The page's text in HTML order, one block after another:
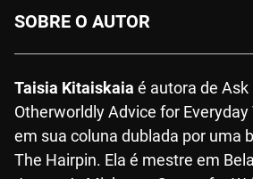
SOBRE O AUTOR
Taisia Kitaiskaia é autora de Ask
Otherworldly Advice for
em sua coluna dublada por uma
The Hairpin. Ela é mestre em